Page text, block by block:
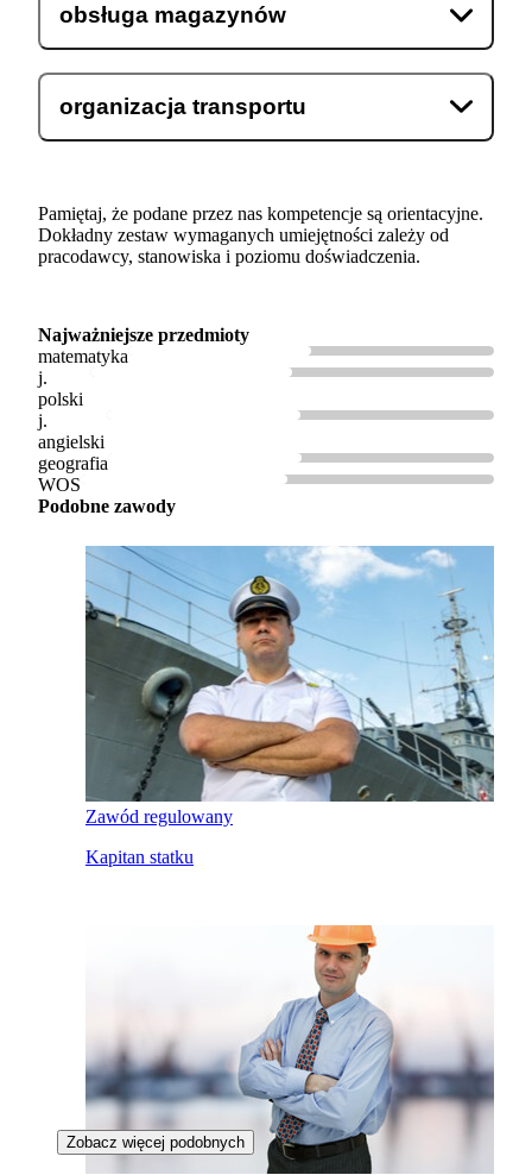
obsługa magazynów
organizacja transportu
Pamiętaj, że podane przez nas kompetencje są orientacyjne.
Dokładny zestaw wymaganych umiejętności zależy od
pracodawcy, stanowiska i poziomu doświadczenia.
Najważniejsze przedmioty
matematyka
j.
polski
j.
angielski
geografia
WOS
Podobne zawody
Zawód regulowany
Kapitan statku
Zobacz więcej podobnych